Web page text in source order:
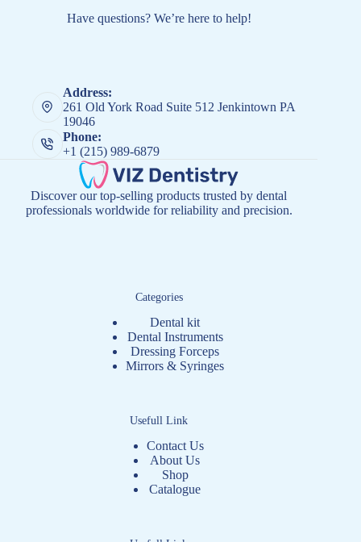
Have questions? We’re here to help!
Address:
261 Old York Road Suite 512 Jenkintown PA
19046
Phone:
+1 (215) 989-6879
Discover our top-selling products trusted by dental
professionals worldwide for reliability and precision.
Categories
Dental kit
Dental Instruments
Dressing Forceps
Mirrors & Syringes
Usefull Link
Contact Us
About Us
Shop
Catalogue